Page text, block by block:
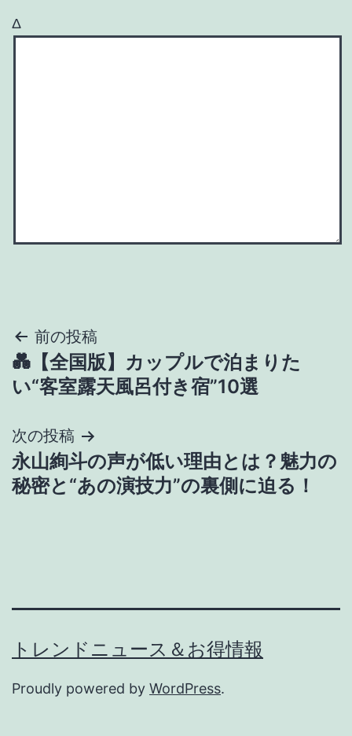
Δ
投
稿
ビ
ゲ
前の投稿
💑【全国版】カップルで泊まりた
い“客室露天風呂付き宿”10選
次の投稿
永山絢斗の声が低い理由とは？魅力の
秘密と“あの演技力”の裏側に迫る！
トレンドニュース＆お得情報
Proudly powered by WordPress.